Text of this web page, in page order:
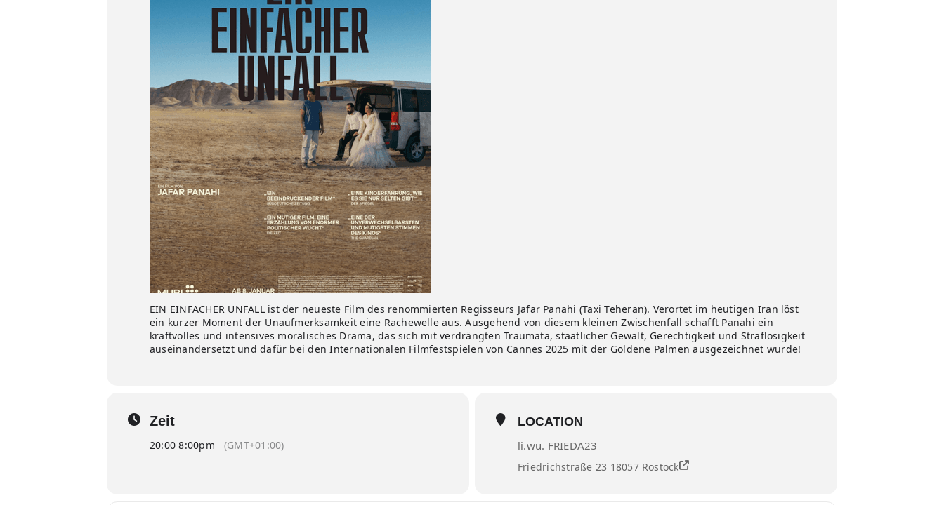
EIN EINFACHER UNFALL ist der neueste Film des renommierten Regisseurs Jafar Panahi (Taxi Teheran). Verortet im heutigen Iran löst
ein kurzer Moment der Unaufmerksamkeit eine Rachewelle aus. Ausgehend von diesem kleinen Zwischenfall schafft Panahi ein
kraftvolles und intensives moralisches Drama, das sich mit verdrängten Traumata, staatlicher Gewalt, Gerechtigkeit und Straflosigkeit
auseinandersetzt und dafür bei den Internationalen Filmfestspielen von Cannes 2025 mit der Goldene Palmen ausgezeichnet wurde!
Zeit
20:00 8:00pm (GMT+01:00)
LOCATION
li.wu. FRIEDA23
Friedrichstraße 23 18057 Rostock